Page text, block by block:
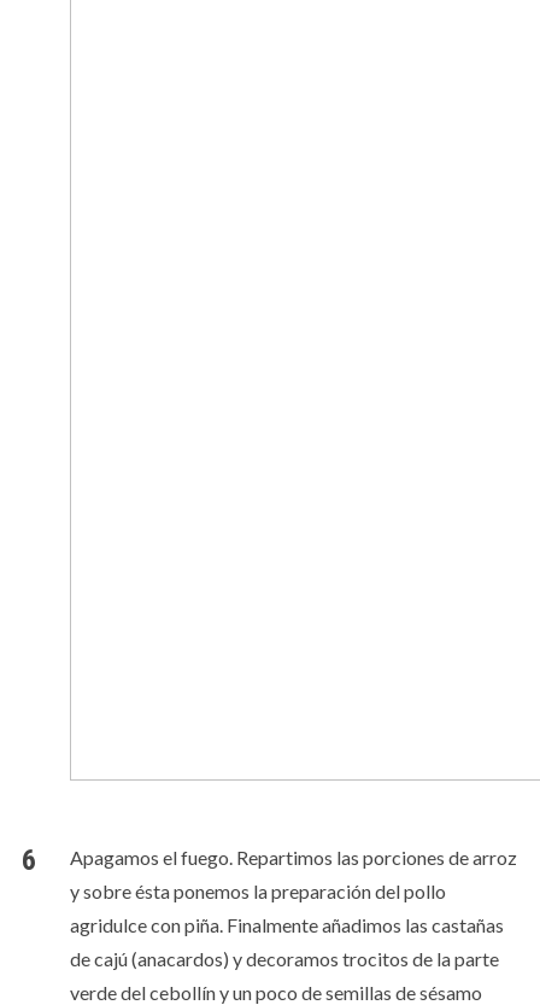
Apagamos el fuego. Repartimos las porciones de arroz
y sobre ésta ponemos la preparación del pollo
agridulce con piña. Finalmente añadimos las castañas
de cajú (anacardos) y decoramos trocitos de la parte
verde del cebollín y un poco de semillas de sésamo